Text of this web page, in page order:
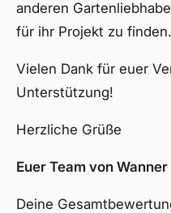
anderen
für ihr Projekt zu finden.
Vielen Dank für euer
Unterstützung!
Herzliche Grüße
Euer Team von
Deine